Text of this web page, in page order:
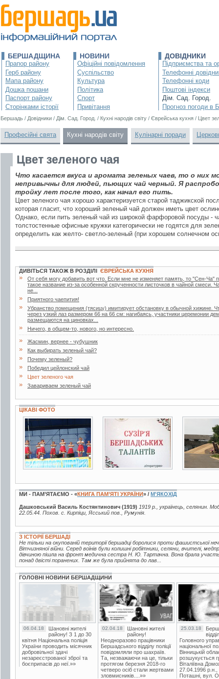
БЕРШАДЩИНА
Прапор району
Герб району
Мапа району
Дошка пошани
Паспорт району
Сторінками історії
НОВИНИ
Офіційні повідомлення
Суспільство
Культура
Політика
Спорт
Привітання
ДОВІДНИКИ
Підприємства та
Телефонні
Телефонні коди
Поштові індекси
Дім. Сад. Город.
Прогноз погоди в
Бершадь / Довідники / Дім. Сад. Город. / Кухні народів світу / Єврейська кухня / Цвет
Професійні свята Кухні народів світу Кулінарні поради
Цвет зеленого чая
Что касается вкуса и аромата зеленых чаев, то о них
непривычны для людей, пьющих чай черный. Я
тройку лет после того, как начал его пить.
Цвет зеленого чая хорошо характеризуется старой таджикской
которая гласит, что хороший зеленый чай должен иметь цвет
Однако, если пить зеленый чай из широкой фарфоровой посуды -
толстостенные офисные кружки категорически не годятся для
определить как желто- светло-зеленый (при хорошем солнечном
ДИВІТЬСЯ ТАКОЖ В РОЗДІЛІ ЄВРЕЙСЬКА КУХНЯ
»
От себя могу добавить вот что. Если мне не изменяет память, то "Сен-Ча"
такое название из-за особенной скрученности листочков в чайной смеси.
не...
» Приятного чаепития!
»
Убранство помещения (тясицу) имитирует обстановку в обычной хижине.
через узкий лаз размером 66 на 66 см: нагибаясь, участники церемонии
размещаются на циновках...
» Ничего, в общем-то, нового, но интересно.
» Жасмин, вернее - чубушник
» Как выбирать зеленый чай?
» Почему зеленый?
» Победил цейлонский чай
» Цвет зеленого чая
» Завариваем зеленый чай
ЦІКАВІ ФОТО
2 фото
МИ - ПАМ’ЯТАЄМО - «КНИГА ПАМ’ЯТІ УКРАЇНИ» / М'ЯКОХІД
Дашковський Василь Костянтинович (1919) 1919 р., українець, селянин.
22.05.44. Похов. с. Кирпіци, Ясський пов., Румунія.
З ІСТОРІЇ БЕРШАДІ
Не тільки на окупованій території бершадці боролися проти фашистської
Вітчизняної війни. Серед воїнів були колишні робітники, селяни, вчителі,
дівчиною пішла на фронт медична сестра Н. Ю. Тартачна. Вона брала
понад двісті поранених. Там же була прийнята до лав...
ГОЛОВНІ НОВИНИ БЕРШАДЩИНИ
06.04.18
Шановні жителі
району! З 1 до 30
квітня Національна поліція
України проводить місячник
добровільної здачі
незареєстрованої зброї та
боєприпасів до неї.»»
02.04.18
Шановні жителі
району!
Неодноразово працівники
Бершадського відділу поліції
повідомляли про шахраїв.
Та, незважаючи на це, тільки
протягом березня 2018-го
четверо осіб стали жертвами
зловмисників....»»
25.03.18
Головного
національної
Вінницькій
розшукується
Віталіївна
27.04.1996 р.н.,
Поташні, вул.